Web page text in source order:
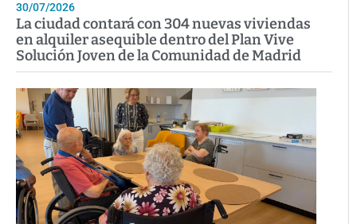
30/07/2026
La ciudad contará con 304 nuevas viviendas
en alquiler asequible dentro del Plan Vive
Solución Joven de la Comunidad de Madrid